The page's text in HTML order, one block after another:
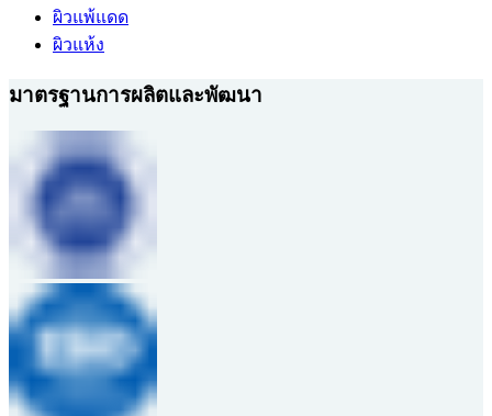
ผิวแพ้แดด
ผิวแห้ง
มาตรฐานการผลิตและพัฒนา